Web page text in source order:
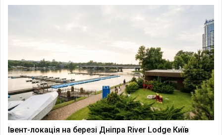
Івент-локація на березі Дніпра River Lodge Київ